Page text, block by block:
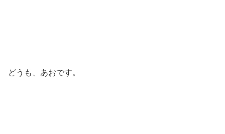
どうも、あおです。